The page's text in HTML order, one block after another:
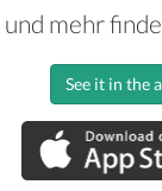
mehr
See it in the